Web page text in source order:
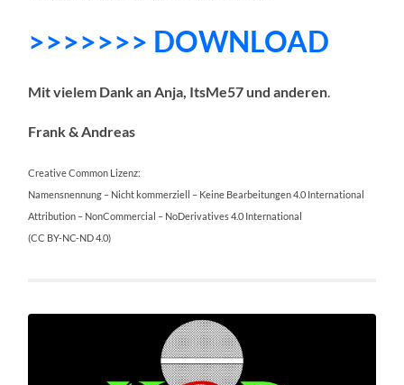
>>>>>>> DOWNLOAD
Mit vielem Dank an Anja, ItsMe57 und anderen
Frank & Andreas
Creative Common Lizenz:
Namensnennung – Nicht kommerziell – Keine Bearbeitungen 4.0 International
Attribution – NonCommercial – NoDerivatives 4.0 International
(CC BY-NC-ND 4.0)